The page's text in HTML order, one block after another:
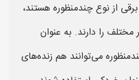
از نوع چندمنظوره هستند،
را دارند. به عنوان
می‌توانند هم زنده‌های